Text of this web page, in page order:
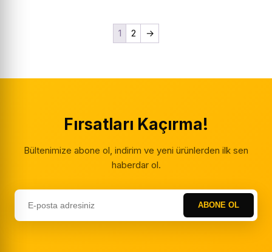
1 2 →
Fırsatları Kaçırma!
Bültenimize abone ol, indirim ve yeni ürünlerden ilk sen
haberdar ol.
ABONE OL